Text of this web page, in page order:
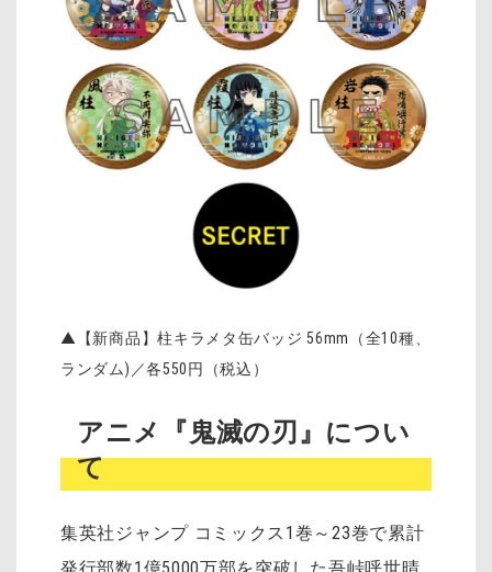
▲【新商品】柱キラメタ缶バッジ 56mm（全10種、
ランダム)／各550円（税込）
アニメ『鬼滅の刃』につい
て
集英社ジャンプ コミックス1巻～23巻で累計
発行部数1億5000万部を突破した吾峠呼世晴